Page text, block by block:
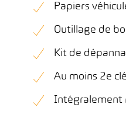
Papiers
Outillage de
Kit de
Au moins 2e
Intégralement